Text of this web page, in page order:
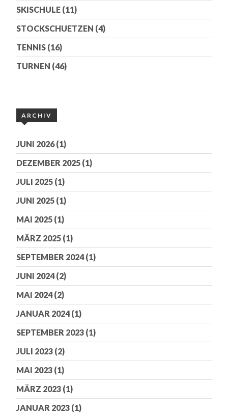
SKISCHULE (11)
STOCKSCHUETZEN (4)
TENNIS (16)
TURNEN (46)
ARCHIV
JUNI 2026(1)
DEZEMBER 2025 (1)
JULI 2025 (1)
JUNI 2025 (1)
MAI 2025 (1)
MÄRZ 2025 (1)
SEPTEMBER 2024(1)
JUNI 2024(2)
MAI 2024(2)
JANUAR 2024(1)
SEPTEMBER 2023 (1)
JULI 2023 (2)
MAI 2023 (1)
MÄRZ 2023 (1)
JANUAR 2023 (1)